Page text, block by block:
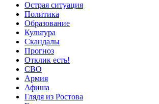
Острая ситуация
Политика
Образование
Культура
Скандалы
Прогноз
Отклик есть!
СВО
Армия
Афиша
Глядя из Ростова